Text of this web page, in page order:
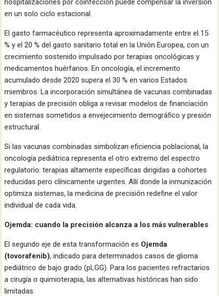
hospitalizaciones por coinfección puede compensar la inversión
en un solo ciclo estacional.
El gasto farmacéutico representa aproximadamente entre el 15
% y el 20 % del gasto sanitario total en la Unión Europea, con un
crecimiento sostenido impulsado por terapias oncológicas y
medicamentos huérfanos. En oncología, el incremento
acumulado desde 2020 supera el 30 % en varios Estados
miembros. La incorporación simultánea de vacunas combinadas
y terapias de precisión obliga a revisar modelos de financiación
en sistemas sometidos a envejecimiento demográfico y presión
estructural.
Si las vacunas combinadas simbolizan eficiencia poblacional, la
oncología pediátrica representa el otro extremo del espectro
regulatorio: terapias altamente específicas dirigidas a cohortes
reducidas pero clínicamente urgentes. Allí donde la inmunización
optimiza sistemas, la medicina de precisión redefine el valor
individual de cada vida.
Ojemda: cuando la precisión alcanza a los más vulnerables
El segundo eje de esta transformación es Ojemda
(tovorafenib), indicado para determinados casos de glioma
pediátrico de bajo grado (pLGG). Para los pacientes refractarios
a cirugía o quimioterapia, las alternativas históricas han sido
limitadas.